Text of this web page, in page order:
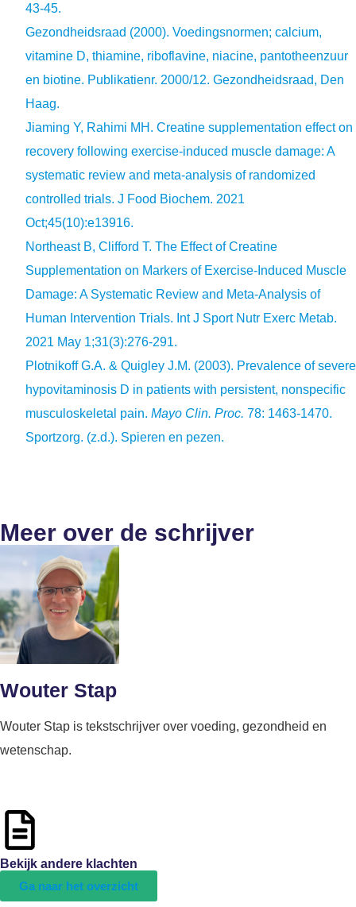
43-45.
Gezondheidsraad (2000). Voedingsnormen; calcium,
vitamine D, thiamine, riboflavine, niacine, pantotheenzuur
en biotine. Publikatienr. 2000/12. Gezondheidsraad, Den
Haag.
Jiaming Y, Rahimi MH. Creatine supplementation effect on
recovery following exercise-induced muscle damage: A
systematic review and meta-analysis of randomized
controlled trials. J Food Biochem. 2021
Oct;45(10):e13916.
Northeast B, Clifford T. The Effect of Creatine
Supplementation on Markers of Exercise-Induced Muscle
Damage: A Systematic Review and Meta-Analysis of
Human Intervention Trials. Int J Sport Nutr Exerc Metab.
2021 May 1;31(3):276-291.
Plotnikoff G.A. & Quigley J.M. (2003). Prevalence of severe
hypovitaminosis D in patients with persistent, nonspecific
musculoskeletal pain. Mayo Clin. Proc. 78: 1463-1470.
Sportzorg. (z.d.). Spieren en pezen.
Meer over de schrijver
Wouter Stap
Wouter Stap is tekstschrijver over voeding, gezondheid en
wetenschap.
Bekijk andere klachten
Ga naar het overzicht